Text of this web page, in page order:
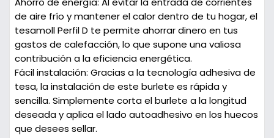
de aire frío y mantener el calor dentro de tu hogar, el
tesamoll Perfil D te permite ahorrar dinero en tus
gastos de calefacción, lo que supone una valiosa
contribución a la eficiencia energética.
Fácil instalación: Gracias a la tecnología adhesiva de
tesa, la instalación de este burlete es rápida y
sencilla. Simplemente corta el burlete a la longitud
deseada y aplica el lado autoadhesivo en los huecos
que desees sellar.